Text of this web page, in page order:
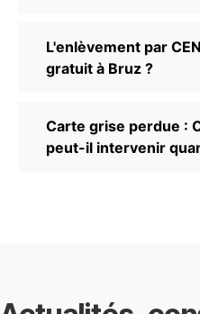
L'enlèvement par
gratuit à Bruz ?
Carte grise perdue :
peut-il intervenir